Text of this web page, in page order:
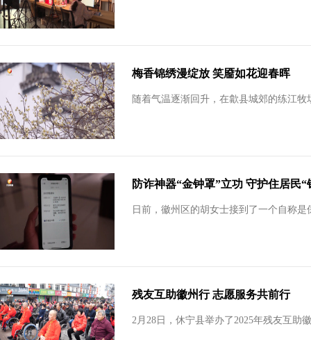
梅香锦绣漫绽放 笑靥如花迎春晖
随着气温逐渐回升，在歙县城郊的练江
防诈神器“金钟罩”立功 守护住居民“
日前，徽州区的胡女士接到了一个自称
残友互助徽州行 志愿服务共前行
2月28日，休宁县举办了2025年残友互助